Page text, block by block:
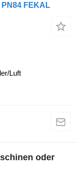
PN84 FEKAL
Luft
oder